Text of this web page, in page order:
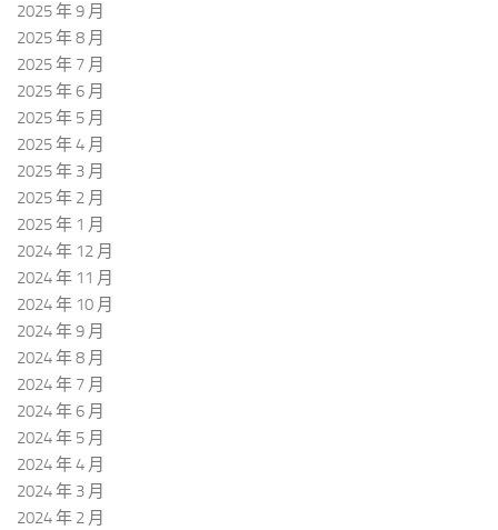
2025 年 9 月
2025 年 8 月
2025 年 7 月
2025 年 6 月
2025 年 5 月
2025 年 4 月
2025 年 3 月
2025 年 2 月
2025 年 1 月
2024 年 12 月
2024 年 11 月
2024 年 10 月
2024 年 9 月
2024 年 8 月
2024 年 7 月
2024 年 6 月
2024 年 5 月
2024 年 4 月
2024 年 3 月
2024 年 2 月